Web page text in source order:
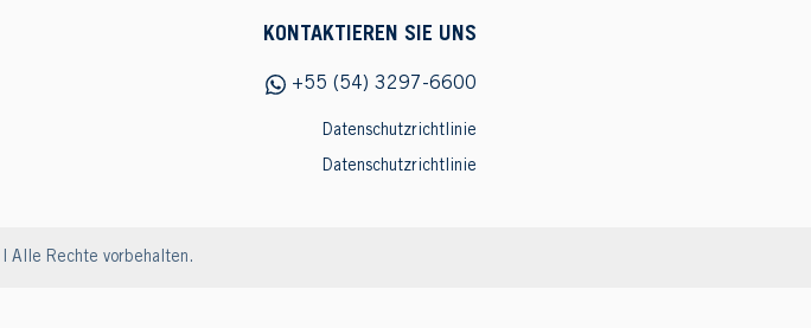
KONTAKTIEREN SIE UNS
+55 (54) 3297-6600
Datenschutzrichtlinie
Datenschutzrichtlinie
| Alle Rechte vorbehalten.